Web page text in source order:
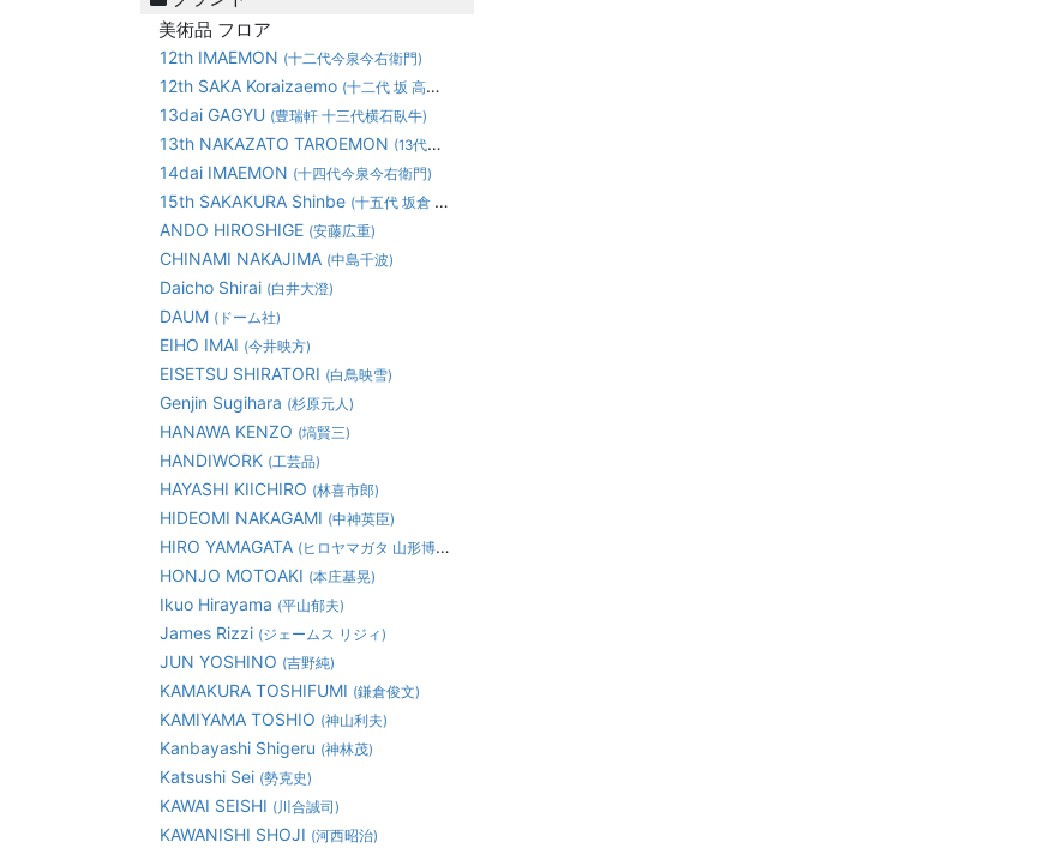
美術品 フロア
12th IMAEMON (十二代今泉今右衛門)
12th SAKA Koraizaemo (十二代 坂 高麗左衛門)
13dai GAGYU (豊瑞軒 十三代横石臥牛)
13th NAKAZATO TAROEMON (13代中里太郎右衛門)
14dai IMAEMON (十四代今泉今右衛門)
15th SAKAKURA Shinbe (十五代 坂倉 新兵衛)
ANDO HIROSHIGE (安藤広重)
CHINAMI NAKAJIMA (中島千波)
Daicho Shirai (白井大澄)
DAUM (ドーム社)
EIHO IMAI (今井映方)
EISETSU SHIRATORI (白鳥映雪)
Genjin Sugihara (杉原元人)
HANAWA KENZO (塙賢三)
HANDIWORK (工芸品)
HAYASHI KIICHIRO (林喜市郎)
HIDEOMI NAKAGAMI (中神英臣)
HIRO YAMAGATA (ヒロヤマガタ 山形博道)
HONJO MOTOAKI (本庄基晃)
Ikuo Hirayama (平山郁夫)
James Rizzi (ジェームス リジィ)
JUN YOSHINO (吉野純)
KAMAKURA TOSHIFUMI (鎌倉俊文)
KAMIYAMA TOSHIO (神山利夫)
Kanbayashi Shigeru (神林茂)
Katsushi Sei (勢克史)
KAWAI SEISHI (川合誠司)
KAWANISHI SHOJI (河西昭治)